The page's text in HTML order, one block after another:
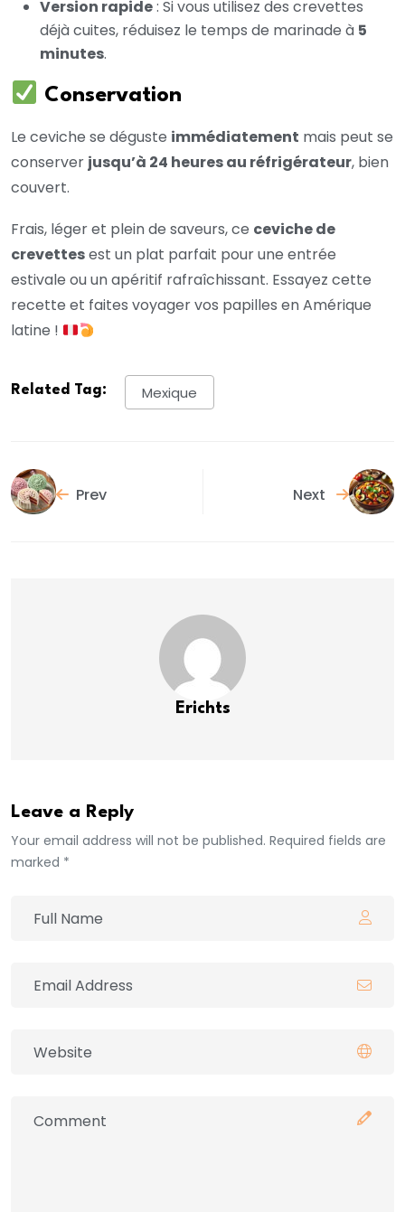
Version rapide: Si vous utilisez des crevettes
déjà cuites, réduisez le temps de marinade à 5
minutes.
Conservation
Le ceviche se déguste immédiatement mais peut se
conserver jusqu’à 24 heures au réfrigérateur, bien
couvert.
Frais, léger et plein de saveurs, ce ceviche de
crevettesest un plat parfait pour une entrée
estivale ou un apéritif rafraîchissant. Essayez cette
recette et faites voyager vos papilles en Amérique
latine !
Related Tag: Mexique
Prev Next
Erichts
Leave a Reply
Your email address will not be published. Required fields are
marked *